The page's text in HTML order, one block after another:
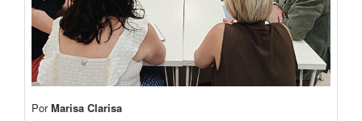
PorMarisa Clarisa